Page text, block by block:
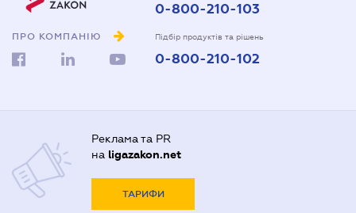
ПРО КОМПАНІЮ
0-800-210-103
Підбір продуктів та рішень
0-800-210-102
Реклама та PR
на ligazakon.net
ТАРИФИ